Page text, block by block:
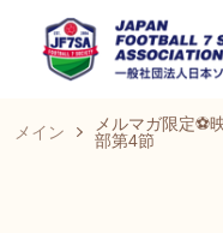
メイン
メルマガ限定⚽
部第4節